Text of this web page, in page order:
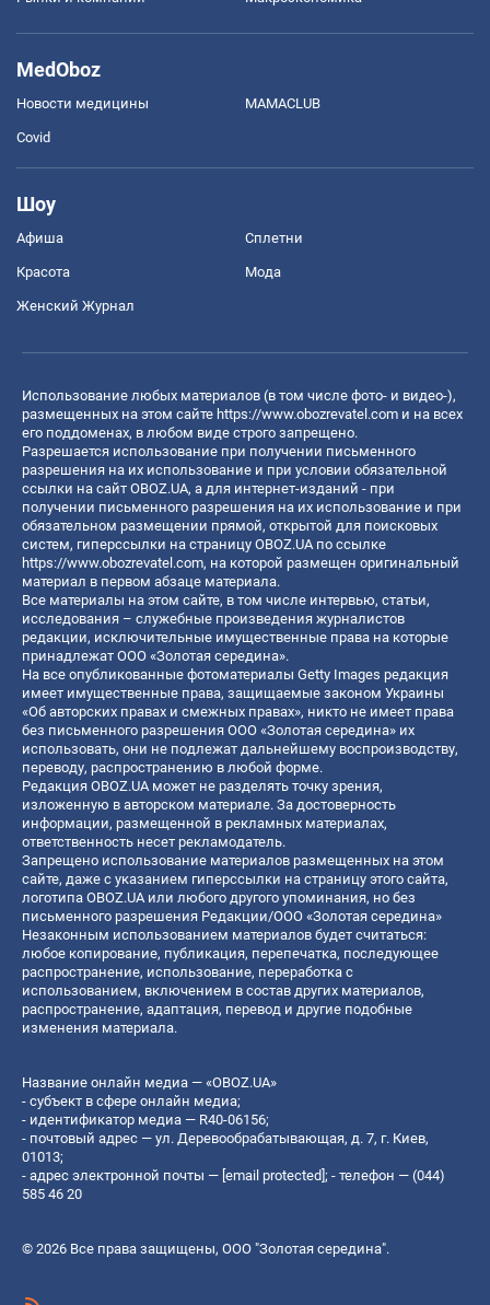
MedOboz
Новости медицины MAMACLUB
Covid
Шоу
Афиша Сплетни
Красота Мода
Женский Журнал
Использование любых материалов (в том числе фото- и видео-),
размещенных на этом сайте https://www.obozrevatel.com и на всех
его поддоменах, в любом виде строго запрещено.
Разрешается использование при получении письменного
разрешения на их использование и при условии обязательной
ссылки на сайт OBOZ.UA, а для интернет-изданий - при
получении письменного разрешения на их использование и при
обязательном размещении прямой, открытой для поисковых
систем, гиперссылки на страницу OBOZ.UA по ссылке
https://www.obozrevatel.com, на которой размещен оригинальный
материал в первом абзаце материала.
Все материалы на этом сайте, в том числе интервью, статьи,
исследования – служебные произведения журналистов
редакции, исключительные имущественные права на которые
принадлежат ООО «Золотая середина».
На все опубликованные фотоматериалы Getty Images редакция
имеет имущественные права, защищаемые законом Украины
«Об авторских правах и смежных правах», никто не имеет права
без письменного разрешения ООО «Золотая середина» их
использовать, они не подлежат дальнейшему воспроизводству,
переводу, распространению в любой форме.
Редакция OBOZ.UA может не разделять точку зрения,
изложенную в авторском материале. За достоверность
информации, размещенной в рекламных материалах,
ответственность несет рекламодатель.
Запрещено использование материалов размещенных на этом
сайте, даже с указанием гиперссылки на страницу этого сайта,
логотипа OBOZ.UA или любого другого упоминания, но без
письменного разрешения Редакции/ООО «Золотая середина»
Незаконным использованием материалов будет считаться:
любое копирование, публикация, перепечатка, последующее
распространение, использование, переработка с
использованием, включением в состав других материалов,
распространение, адаптация, перевод и другие подобные
изменения материала.
Название онлайн медиа — «OBOZ.UA»
- субъект в сфере онлайн медиа;
- идентификатор медиа — R40-06156;
- почтовый адрес — ул. Деревообрабатывающая, д. 7, г. Киев,
01013;
- адрес электронной почты — [email protected]; - телефон — (044)
585 46 20
© 2026 Все права защищены, ООО "Золотая середина".